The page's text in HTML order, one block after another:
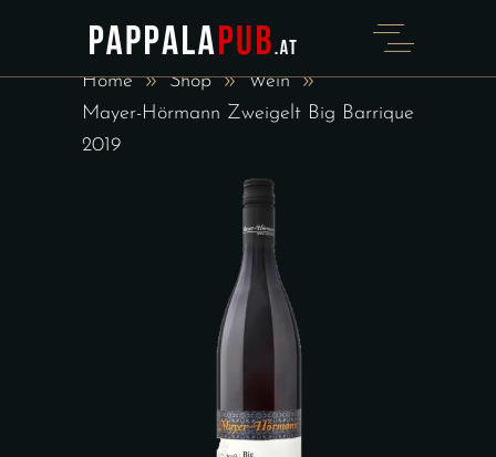
SHOP
Home Shop
Wein
Mayer-Hörmann Zweigelt Big Barrique
2019